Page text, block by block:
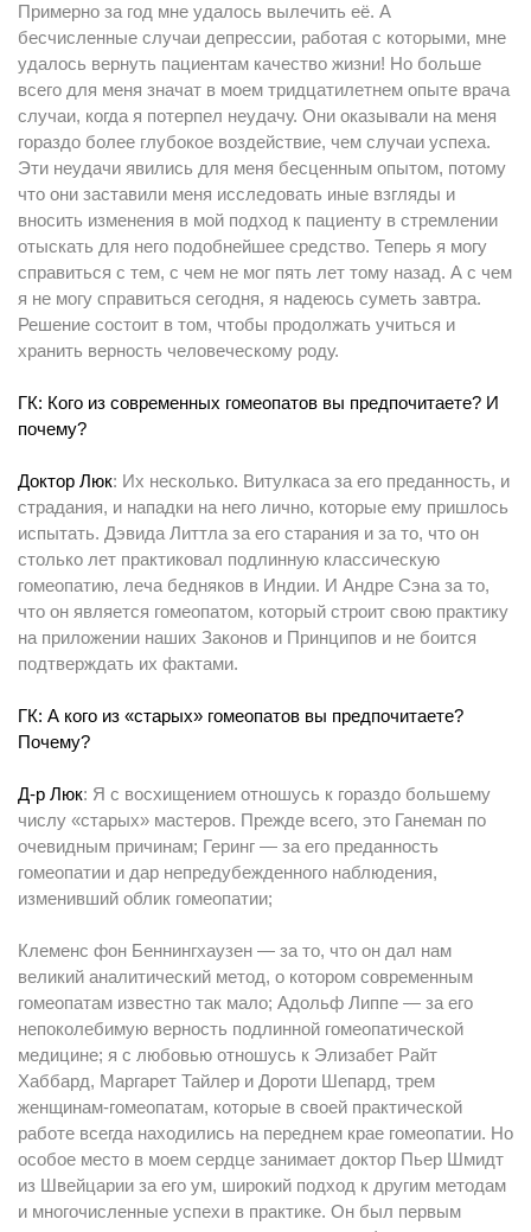
Примерно за год мне удалось вылечить её. А
бесчисленные случаи депрессии, работая с которыми, мне
удалось вернуть пациентам качество жизни! Но больше
всего для меня значат в моем тридцатилетнем опыте врача
случаи, когда я потерпел неудачу. Они оказывали на меня
гораздо более глубокое воздействие, чем случаи успеха.
Эти неудачи явились для меня бесценным опытом, потому
что они заставили меня исследовать иные взгляды и
вносить изменения в мой подход к пациенту в стремлении
отыскать для него подобнейшее средство. Теперь я могу
справиться с тем, с чем не мог пять лет тому назад. А с чем
я не могу справиться сегодня, я надеюсь суметь завтра.
Решение состоит в том, чтобы продолжать учиться и
хранить верность человеческому роду.
ГК: Кого из современных гомеопатов вы предпочитаете? И
почему?
Доктор Люк: Их несколько. Витулкаса за его преданность, и
страдания, и нападки на него лично, которые ему пришлось
испытать. Дэвида Литтла за его старания и за то, что он
столько лет практиковал подлинную классическую
гомеопатию, леча бедняков в Индии. И Андре Сэна за то,
что он является гомеопатом, который строит свою практику
на приложении наших Законов и Принципов и не боится
подтверждать их фактами.
ГК: А кого из «старых» гомеопатов вы предпочитаете?
Почему?
Д-р Люк: Я с восхищением отношусь к гораздо большему
числу «старых» мастеров. Прежде всего, это Ганеман по
очевидным причинам; Геринг — за его преданность
гомеопатии и дар непредубежденного наблюдения,
изменивший облик гомеопатии;
Клеменс фон Беннингхаузен — за то, что он дал нам
великий аналитический метод, о котором современным
гомеопатам известно так мало; Адольф Липпе — за его
непоколебимую верность подлинной гомеопатической
медицине; я с любовью отношусь к Элизабет Райт
Хаббард, Маргарет Тайлер и Дороти Шепард, трем
женщинам-гомеопатам, которые в своей практической
работе всегда находились на переднем крае гомеопатии. Но
особое место в моем сердце занимает доктор Пьер Шмидт
из Швейцарии за его ум, широкий подход к другим методам
и многочисленные успехи в практике. Он был первым